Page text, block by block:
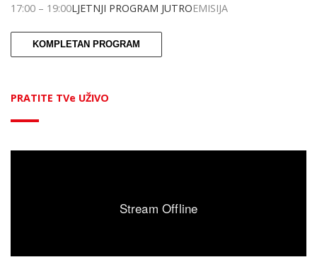
17:00 – 19:00LJETNJI PROGRAM JUTROEMISIJA
KOMPLETAN PROGRAM
PRATITE TVe UŽIVO